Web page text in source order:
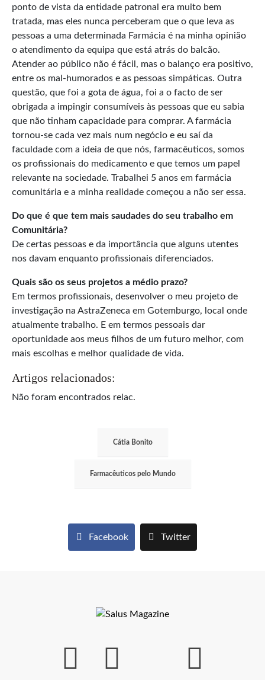
ponto de vista da entidade patronal era muito bem
tratada, mas eles nunca perceberam que o que leva as
pessoas a uma determinada Farmácia é na minha opinião
o atendimento da equipa que está atrás do balcão.
Atender ao público não é fácil, mas o balanço era positivo,
entre os mal-humorados e as pessoas simpáticas. Outra
questão, que foi a gota de água, foi a o facto de ser
obrigada a impingir consumíveis às pessoas que eu sabia
que não tinham capacidade para comprar. A farmácia
tornou-se cada vez mais num negócio e eu saí da
faculdade com a ideia de que nós, farmacêuticos, somos
os profissionais do medicamento e que temos um papel
relevante na sociedade. Trabalhei 5 anos em farmácia
comunitária e a minha realidade começou a não ser essa.
Do que é que tem mais saudades do seu trabalho em
Comunitária?
De certas pessoas e da importância que alguns utentes
nos davam enquanto profissionais diferenciados.
Quais são os seus projetos a médio prazo?
Em termos profissionais, desenvolver o meu projeto de
investigação na AstraZeneca em Gotemburgo, local onde
atualmente trabalho. E em termos pessoais dar
oportunidade aos meus filhos de um futuro melhor, com
mais escolhas e melhor qualidade de vida.
Artigos relacionados:
Não foram encontrados relac.
Cátia Bonito
Farmacêuticos pelo Mundo
Facebook Twitter